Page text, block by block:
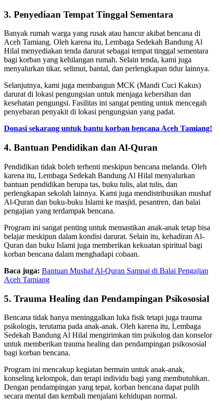
3. Penyediaan Tempat Tinggal Sementara
Banyak rumah warga yang rusak atau hancur akibat bencana di
Aceh Tamiang. Oleh karena itu, Lembaga Sedekah Bandung Al
Hilal menyediakan tenda darurat sebagai tempat tinggal sementara
bagi korban yang kehilangan rumah. Selain tenda, kami juga
menyalurkan tikar, selimut, bantal, dan perlengkapan tidur lainnya.
Selanjutnya, kami juga membangun MCK (Mandi Cuci Kakus)
darurat di lokasi pengungsian untuk menjaga kebersihan dan
kesehatan pengungsi. Fasilitas ini sangat penting untuk mencegah
penyebaran penyakit di lokasi pengungsian yang padat.
Donasi sekarang untuk bantu korban bencana Aceh Tamiang!
4. Bantuan Pendidikan dan Al-Quran
Pendidikan tidak boleh terhenti meskipun bencana melanda. Oleh
karena itu, Lembaga Sedekah Bandung Al Hilal menyalurkan
bantuan pendidikan berupa tas, buku tulis, alat tulis, dan
perlengkapan sekolah lainnya. Kami juga mendistribusikan mushaf
Al-Quran dan buku-buku Islami ke masjid, pesantren, dan balai
pengajian yang terdampak bencana.
Program ini sangat penting untuk memastikan anak-anak tetap bisa
belajar meskipun dalam kondisi darurat. Selain itu, kehadiran Al-
Quran dan buku Islami juga memberikan kekuatan spiritual bagi
korban bencana dalam menghadapi cobaan.
Baca juga: Bantuan Mushaf Al-Quran Sampai di Balai Pengajian
Aceh Tamiang
5. Trauma Healing dan Pendampingan Psikososial
Bencana tidak hanya meninggalkan luka fisik tetapi juga trauma
psikologis, terutama pada anak-anak. Oleh karena itu, Lembaga
Sedekah Bandung Al Hilal mengirimkan tim psikolog dan konselor
untuk memberikan trauma healing dan pendampingan psikososial
bagi korban bencana.
Program ini mencakup kegiatan bermain untuk anak-anak,
konseling kelompok, dan terapi individu bagi yang membutuhkan.
Dengan pendampingan yang tepat, korban bencana dapat pulih
secara mental dan kembali menjalani kehidupan normal.